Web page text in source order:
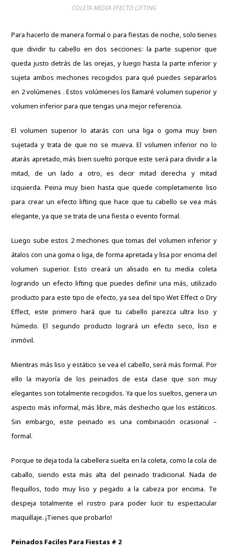
COLETA MEDIA EFECTO LIFTING
Para hacerlo de manera formal o para fiestas de noche, solo tienes
que dividir tu cabello en dos secciones: la parte superior que
queda justo detrás de las orejas, y luego hasta la parte inferior y
sujeta ambos mechones recogidos para qué puedes separarlos
en 2 volúmenes .Estos volúmenes los llamaré volumen superior y
volumen inferior para que tengas una mejor referencia.
El volumen superior lo atarás con una liga o goma muy bien
sujetada y trata de que no se mueva.El volumen inferior no lo
atarás apretado, más bien suelto porque este será para dividir a la
mitad, de un lado a otro, es decir mitad derecha y mitad
izquierda. Peina muy bien hasta que quede completamente liso
para crear un efecto lifting que hace que tu cabello se vea más
elegante, ya que se trata de una fiesta o evento formal.
Luego sube estos 2 mechones que tomas del volumen inferior y
átalos con una goma o liga, de forma apretada y lisa por encima del
volumen superior. Esto creará un alisado en tu media coleta
logrando un efecto lifting que puedes definir una más, utilizado
producto para este tipo de efecto, ya sea del tipo Wet Effect o Dry
Effect, este primero hará que tu cabello parezca ultra liso y
húmedo.El segundo producto logrará un efecto seco, liso e
inmóvil.
Mientras más liso y estático se vea el cabello, será más formal. Por
ello la mayoría de los peinados de esta clase que son muy
elegantes son totalmente recogidos. Ya que los sueltos, genera un
aspecto más informal, más libre, más deshecho que los estáticos.
Sin embargo, este peinado es una combinación ocasional –
formal.
Porque te deja toda la cabellera suelta en la coleta, como la cola de
caballo, siendo esta más alta del peinado tradicional. Nada de
flequillos, todo muy liso y pegado a la cabeza por encima. Te
despeja totalmente el rostro para poder lucir tu espectacular
maquillaje.¡Tienes que probarlo!
Peinados Faciles Para Fiestas # 2